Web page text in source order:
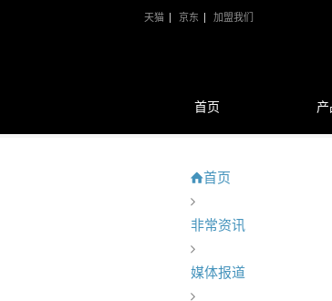
天猫 京东 加盟我们
首页
首页
非常资讯
媒体报道